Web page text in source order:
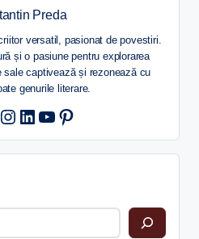
Preda
versatil, pasionat de povestiri.
și o pasiune pentru explorarea
sale captivează și rezonează cu
genurile literare.
Instagram
LinkedIn
YouTube
Pinterest